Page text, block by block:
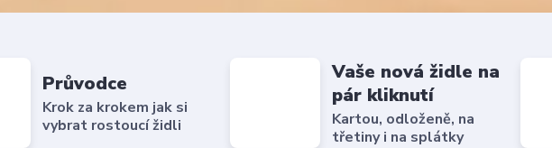
Průvodce
Krok za krokem jak si
vybrat rostoucí židli
Vaše nová židle na
pár kliknutí
Kartou, odloženě, na
třetiny i na splátky